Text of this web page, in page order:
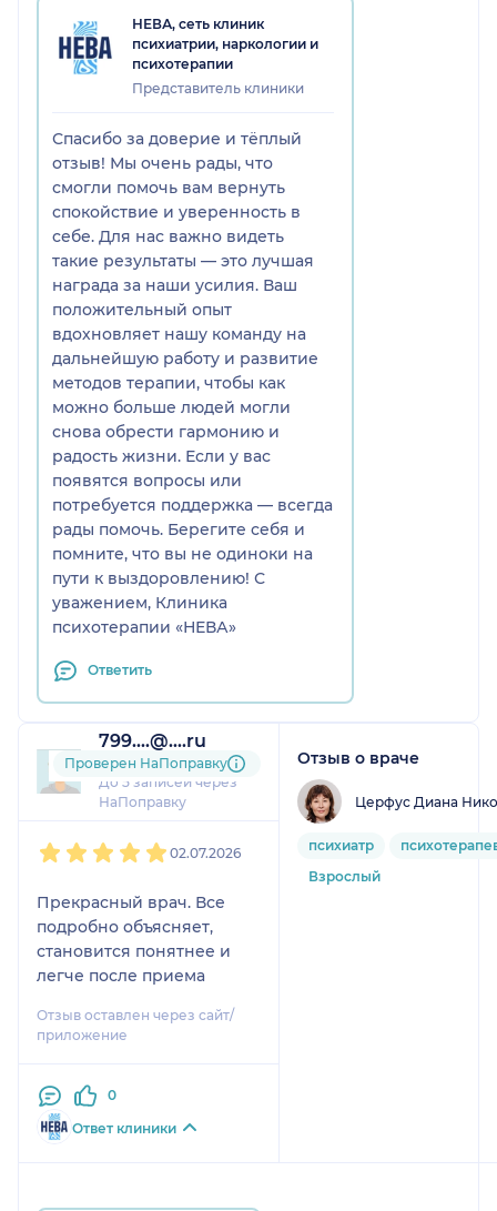
НЕВА, сеть клиник
психиатрии, наркологии и
психотерапии
Представитель клиники
Спасибо за доверие и тёплый
отзыв! Мы очень рады, что
смогли помочь вам вернуть
спокойствие и уверенность в
себе. Для нас важно видеть
такие результаты — это лучшая
награда за наши усилия. Ваш
положительный опыт
вдохновляет нашу команду на
дальнейшую работу и развитие
методов терапии, чтобы как
можно больше людей могли
снова обрести гармонию и
радость жизни. Если у вас
появятся вопросы или
потребуется поддержка — всегда
рады помочь. Берегите себя и
помните, что вы не одиноки на
пути к выздоровлению! С
уважением, Клиника
психотерапии «НЕВА»
Ответить
799....@....ru
1 отзыви1 оценка
До 5 записей через
НаПоправку
Проверен НаПоправку
02.07.2026
Прекрасный врач. Все
подробно объясняет,
становится понятнее и
легче после приема
Отзыв оставлен через сайт/
приложение
0
Ответ клиники
Отзыв о враче
Церфус Диана
психиатр
Взрослый